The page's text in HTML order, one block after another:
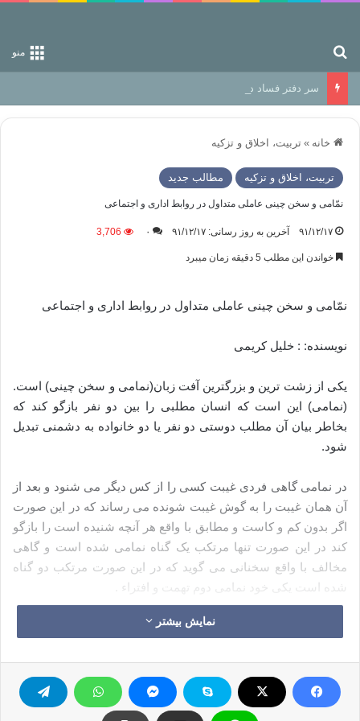
منو
سر دفتر فساد در زمین‌، دوری وکناره‌گیری از راه خداست‌!
خانه » تربیت، اخلاق و تزکیه
تربیت، اخلاق و تزکیه مطالب جدید
نمّامی و سخن چینی عاملی متداول در روابط اداری و اجتماعی
۹۱/۱۲/۱۷ آخرین به روز رسانی: ۹۱/۱۲/۱۷ ۰ 3,706
خواندن این مطلب 5 دقیقه زمان میبرد
نمّامی و سخن چینی عاملی متداول در روابط اداری و اجتماعی
نویسنده: : خلیل کریمی
یکی از زشت ترین و بزرگترین آفت زبان(نمامی و سخن چینی) است.
(نمامی) این است که انسان مطلبی را بین دو نفر بازگو کند که
بخاطر بیان آن مطلب دوستی دو نفر یا دو خانواده به دشمنی تبدیل
شود.
در نمامی گاهی فردی غیبت کسی را از کس دیگر می شنود و بعد از
آن همان غیبت را به گوش غیبت شونده می رساند که در این صورت
اگر بدون کم و کاست و مطابق با واقع هر آنچه شنیده است را بازگو
کند در این صورت تنها مرتکب یک گناه نمامی شده است و گاهی
مخالف با واقع سخنانی می گوید که در این صورت مرتکب دو گناه
شده است یکی خود نمامی دوم تهمت و افتراء .
آیات و روایاتی از حضرت رسول اکرم (ص) در مورد مذمت نمامی
(رعد 25 )(وکسانی که عهدی را که با خداوند بسته اند می شکنند و در
مقام قطع آنچه را خداوند امر به وصل آن نموده می باشند و در زمین
فساد می کنند لعنت الهی برایشان است و عاقبت بدی خواهند
نمایش بیشتر